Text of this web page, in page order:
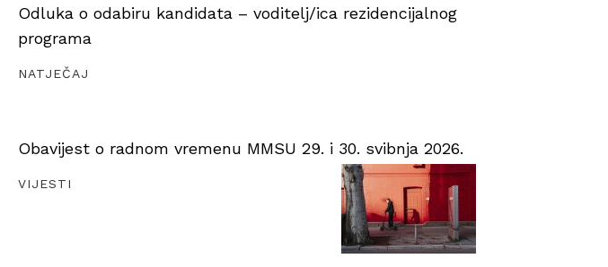
Odluka o odabiru kandidata – voditelj/ica rezidencijalnog
programa
NATJEČAJ
Obavijest o radnom vremenu MMSU 29. i 30. svibnja 2026.
VIJESTI